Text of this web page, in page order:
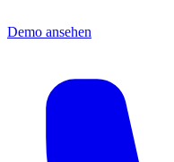
Demo ansehen